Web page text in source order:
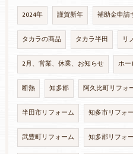
2024年 謹賀新年 補助金申請
タカラの商品 タカラ半田 リ
2月、営業、休業、お知らせ ホー
断熱 知多郡 阿久比町リフォ
半田市リフォーム 知多市リフォ
武豊町リフォーム 知多郡リフォ